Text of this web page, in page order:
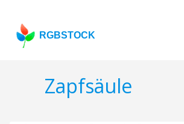
RGBSTOCK
Zapfsäule